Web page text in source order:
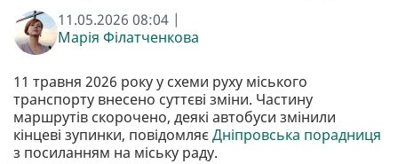
11.05.2026 08:04 |
Марія Філатченкова
11 травня 2026 року у схеми руху міського
транспорту внесено суттєві зміни. Частину
маршрутів скорочено, деякі автобуси змінили
кінцеві зупинки, повідомляєДніпровська порадниця
з посиланням на міську раду.